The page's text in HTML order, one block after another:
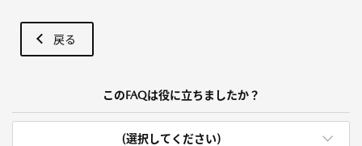
戻る
このFAQは役に立ちましたか？
(選択してください)